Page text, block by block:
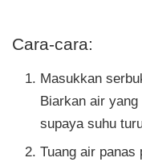
Cara-cara:
Masukkan
Biarkan air
supaya suhu
Tuang air panas